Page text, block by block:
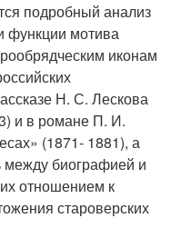
подробный анализ
функции мотива
иконам
Н. С. Лескова
и в романе П. И.
(1871- 1881), а
между биографией и
отношением к
староверских